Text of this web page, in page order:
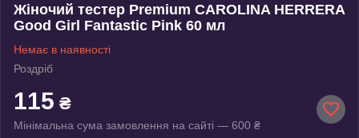
Жіночий тестер Premium CAROLINA HERRERA
Good Girl Fantastic Pink 60 мл
Немає в наявності
Роздріб
115 ₴
Мінімальна сума замовлення на сайті — 600 ₴